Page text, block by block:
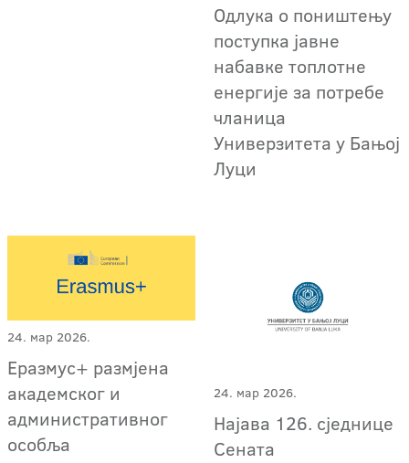
Одлука о поништењу
поступка јавне
набавке топлотне
енергије за потребе
чланица
Универзитета у Бањој
Луци
24. мар 2026.
Еразмус+ размјена
академског и
административног
особља
24. мар 2026.
Најава 126. сједнице
Сената